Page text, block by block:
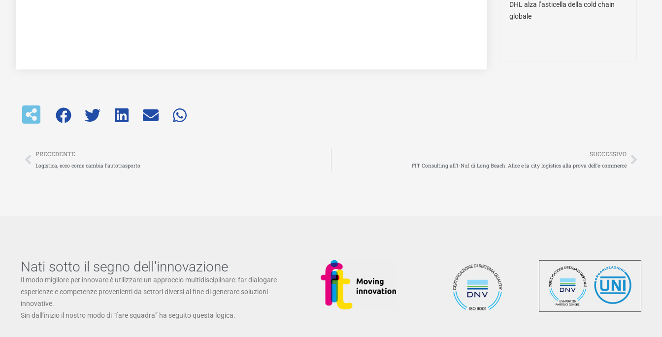
DHL alza l’asticella della cold chain
globale
Precedente
PRECEDENTE
Logistica, ecco come cambia l’autotrasporto
SUCCESSIVO
FIT Consulting all’I-Nuf di Long Beach: Alice e la city logistics alla prova dell’e-commerce
Nati sotto il segno dell'innovazione
Il modo migliore per innovare è utilizzare un approccio multidisciplinare: far dialogare
esperienze e competenze provenienti da settori diversi al fine di generare soluzioni
innovative.
Sin dall’inizio il nostro modo di “fare squadra” ha seguito questa logica.